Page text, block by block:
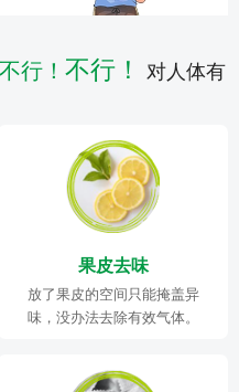
不行！ 不行！
对人体有
果皮去味
放了果皮的空间只能掩盖异
味，没办法去除有效气体。